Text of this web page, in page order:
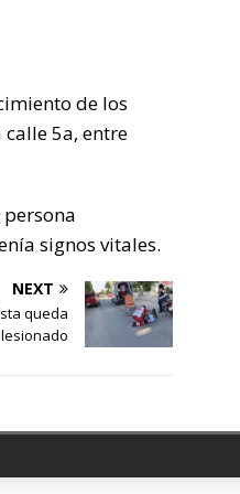
de los
5a, entre
signos vitales.
NEXT
queda
lesionado